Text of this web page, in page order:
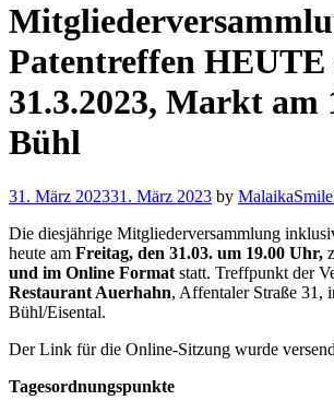
Patentreffen HEUTE
31.3.2023, Markt am
Bühl
31. März 202331. März 2023 by MalaikaSmile
Die diesjährige Mitgliederversammlung
heute am Freitag, den 31.03. um 19.00 Uhr,
und im Online Format statt. Treffpunkt der
Restaurant Auerhahn, Affentaler Straße 31,
Bühl/Eisental.
Der Link für die Online-Sitzung wurde
Tagesordnungspunkte